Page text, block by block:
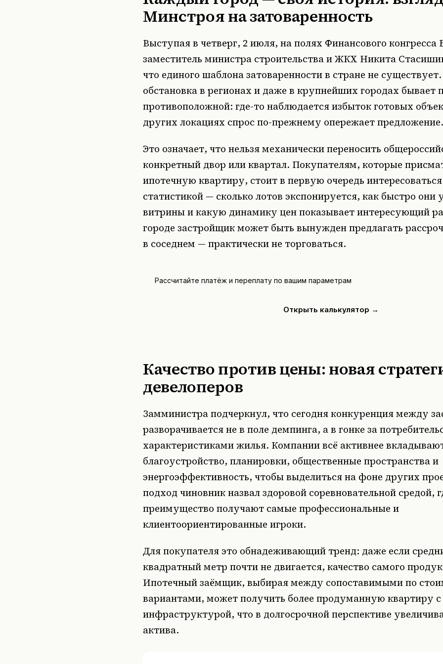
Минстроя на затоваренность
Выступая в четверг, 2 июля, на полях Финансового конгресса
заместитель министра строительства и ЖКХ Никита
что единого шаблона затоваренности в стране не
обстановка в регионах и даже в крупнейших городах бывает
противоположной: где-то наблюдается избыток готовых
других локациях спрос по-прежнему опережает предложение.
Это означает, что нельзя механически переносить
конкретный двор или квартал. Покупателям, которые
ипотечную квартиру, стоит в первую очередь
статистикой — сколько лотов экспонируется, как быстро они
витрины и какую динамику цен показывает интересующий
городе застройщик может быть вынужден предлагать
в соседнем — практически не торговаться.
Рассчитайте платёж и переплату по вашим параметрам
Открыть калькулятор →
Качество против цены: новая
девелоперов
Замминистра подчеркнул, что сегодня конкуренция между
разворачивается не в поле демпинга, а в гонке за
характеристиками жилья. Компании всё активнее
благоустройство, планировки, общественные пространства и
энергоэффективность, чтобы выделиться на фоне других
подход чиновник назвал здоровой соревновательной средой,
преимущество получают самые профессиональные и
клиентоориентированные игроки.
Для покупателя это обнадеживающий тренд: даже если
квадратный метр почти не двигается, качество самого
Ипотечный заёмщик, выбирая между сопоставимыми по
вариантами, может получить более продуманную квартиру
инфраструктурой, что в долгосрочной перспективе
актива.